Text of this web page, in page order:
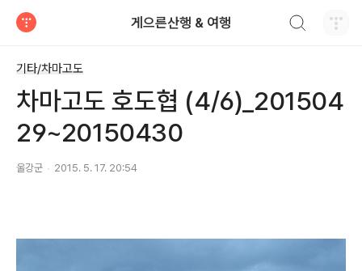
게으른산행 & 여행
기타/차마고도
차마고도 호도협 (4/6)_201504
29~20150430
울강군 2015. 5. 17. 20:54